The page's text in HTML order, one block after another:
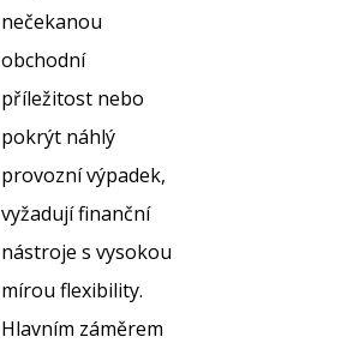
nečekanou
obchodní
příležitost nebo
pokrýt náhlý
provozní výpadek,
vyžadují finanční
nástroje s vysokou
mírou flexibility.
Hlavním záměrem